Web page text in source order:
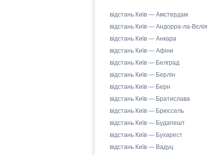
відстань Київ — Амстердам
відстань Київ — Андорра-ла-Вєлія
відстань Київ — Анкара
відстань Київ — Афіни
відстань Київ — Белград
відстань Київ — Берлін
відстань Київ — Берн
відстань Київ — Братислава
відстань Київ — Брюссель
відстань Київ — Будапешт
відстань Київ — Бухарест
відстань Київ — Вадуц